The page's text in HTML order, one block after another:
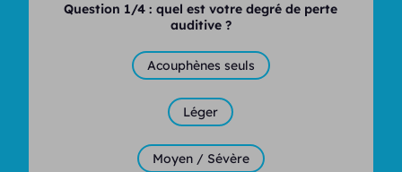
Question 1/4 : quel est votre degré de perte
auditive ?
Acouphènes seuls
Léger
Moyen / Sévère